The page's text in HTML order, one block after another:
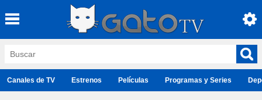
Canales de TV Estrenos Películas Programas y Series